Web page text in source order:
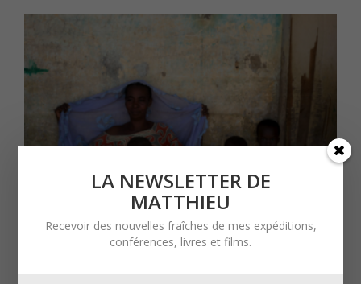
LA NEWSLETTER DE
MATTHIEU
Recevoir des nouvelles fraîches de mes expéditions,
conférences, livres et films.